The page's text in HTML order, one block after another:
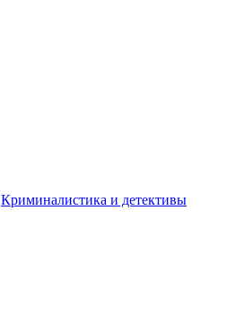
Криминалистика и детективы